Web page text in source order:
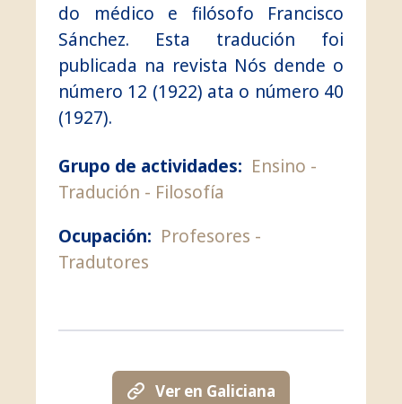
do médico e filósofo Francisco
Sánchez. Esta tradución foi
publicada na revista Nós dende o
número 12 (1922) ata o número 40
(1927).
Grupo de actividades: Ensino
Tradución
Filosofía
Ocupación: Profesores
Tradutores
Ver en Galiciana